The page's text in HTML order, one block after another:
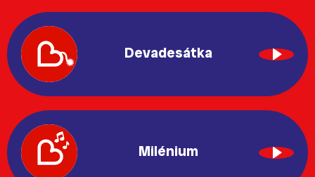
Devadesátka
Milénium